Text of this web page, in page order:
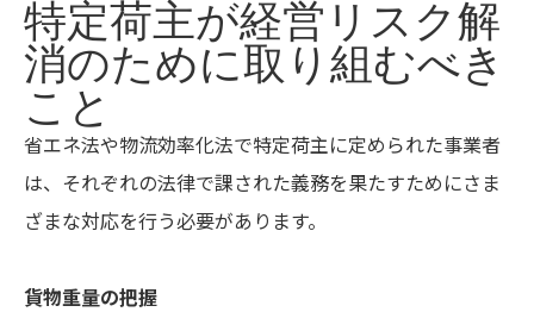
特定荷主が経営リスク解
消のために取り組むべき
こと
省エネ法や物流効率化法で特定荷主に定められた事業者
は、それぞれの法律で課された義務を果たすためにさま
ざまな対応を行う必要があります。
貨物重量の把握